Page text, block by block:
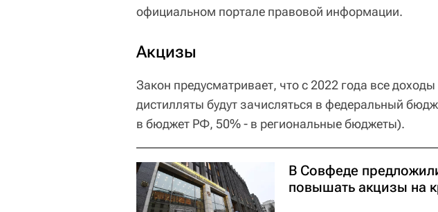
официальном портале правовой информации.
Акцизы
Закон предусматривает, что с 2022 года все
дистилляты будут зачисляться в федеральный
в бюджет РФ, 50% - в региональные бюджеты).
В Совфеде
повышать акцизы на